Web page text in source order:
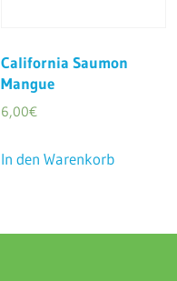
California Saumon
Mangue
6,00€
In den Warenkorb